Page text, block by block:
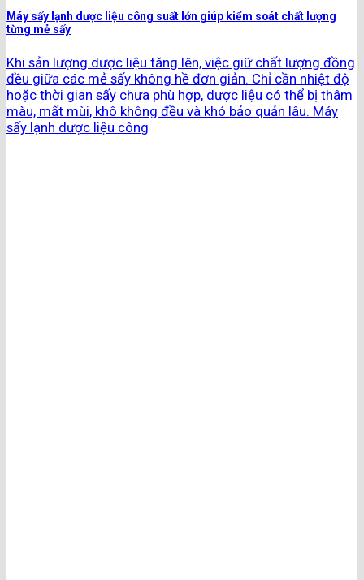
Máy sấy lạnh dược liệu công suất lớn giúp kiểm soát chất lượng
từng mẻ sấy
Khi sản lượng dược liệu tăng lên, việc giữ chất lượng đồng
đều giữa các mẻ sấy không hề đơn giản. Chỉ cần nhiệt độ
hoặc thời gian sấy chưa phù hợp, dược liệu có thể bị thâm
màu, mất mùi, khô không đều và khó bảo quản lâu. Máy
sấy lạnh dược liệu công